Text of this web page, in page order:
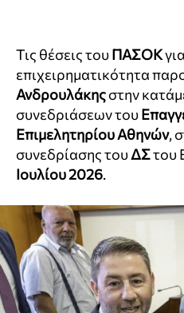
Τις θέσεις τουΠΑΣΟΚ
επιχειρηματικότητα
Ανδρουλάκηςστην
συνεδριάσεων του
Επιμελητηρίου Αθηνών,
συνεδρίασης τουΔΣτου
Ιουλίου 2026.